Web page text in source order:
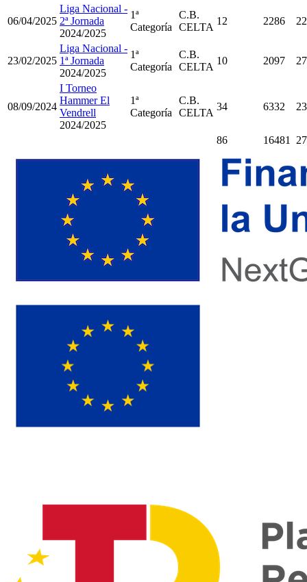
06/04/2025
Liga Nacional -
2ª Jornada
2024/2025
1ª
Categoría
C.B.
CELTA
12 2286
23/02/2025
Liga Nacional -
1ª Jornada
2024/2025
1ª
Categoría
C.B.
CELTA
10 2097
08/09/2024
I Torneo
Hammer El
Vendrell
2024/2025
1ª
Categoría
C.B.
CELTA
34 6332
86 16481